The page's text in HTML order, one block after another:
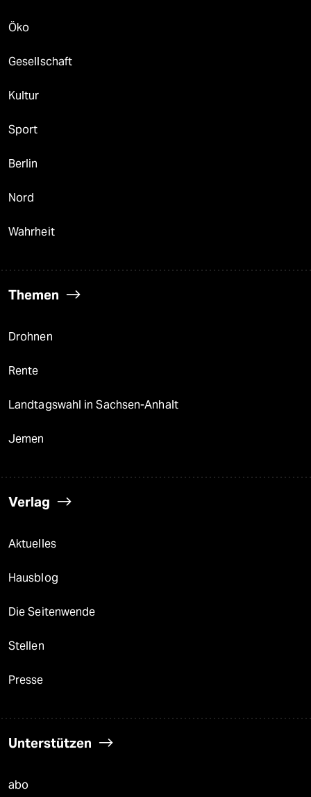
Öko
Gesellschaft
Kultur
Sport
Berlin
Nord
Wahrheit
Themen
Drohnen
Rente
Landtagswahl in Sachsen-Anhalt
Jemen
Verlag
Aktuelles
Hausblog
Die Seitenwende
Stellen
Presse
Unterstützen
abo